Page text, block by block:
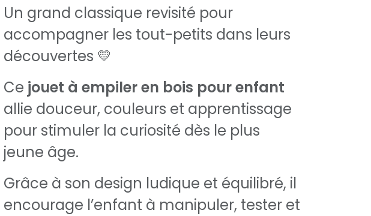
Un grand classique revisité pour
accompagner les tout-petits dans leurs
découvertes 💛
Ce jouet à empiler en bois pour enfant
allie douceur, couleurs et apprentissage
pour stimuler la curiosité dès le plus
jeune âge.
Grâce à son design ludique et équilibré, il
encourage l’enfant à manipuler, tester et